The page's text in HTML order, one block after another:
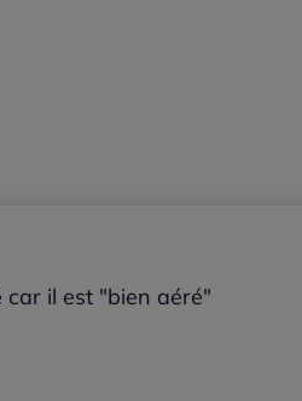
car il est "bien aéré"